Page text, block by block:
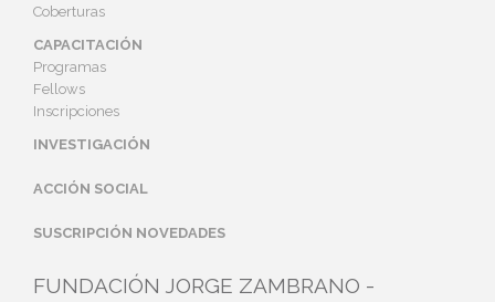
Coberturas
CAPACITACIÓN
Programas
Fellows
Inscripciones
INVESTIGACIÓN
ACCIÓN SOCIAL
SUSCRIPCIÓN NOVEDADES
FUNDACIÓN JORGE ZAMBRANO -